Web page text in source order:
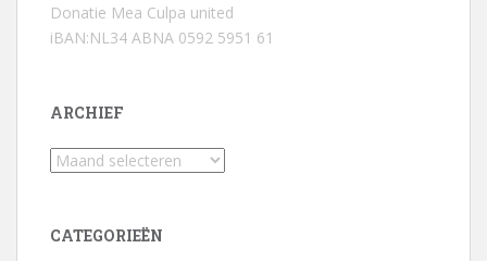
Donatie Mea Culpa united
iBAN:NL34 ABNA 0592 5951 61
ARCHIEF
Archief
CATEGORIEËN